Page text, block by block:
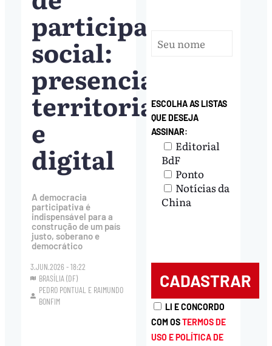
participação
social:
presencial,
territorial
e
digital
A democracia
participativa é
indispensável para a
construção de um país
justo, soberano e
democrático
3.JUN.2026 - 18:22
BRASÍLIA (DF)
PEDRO PONTUAL E RAIMUNDO
BONFIM
ESCOLHA AS LISTAS
QUE DESEJA
ASSINAR:
Editorial
BdF
Ponto
Notícias da
China
LI E CONCORDO
COM OSTERMOS DE
USO E POLÍTICA DE